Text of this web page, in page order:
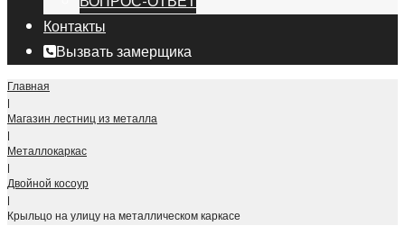
Контакты
Вызвать замерщика
Главная
|
Магазин лестниц из металла
|
Металлокаркас
|
Двойной косоур
|
Крыльцо на улицу на металлическом каркасе